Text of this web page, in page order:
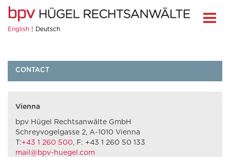
English Deutsch
CONTACT
Vienna
bpv Hügel Rechtsanwälte GmbH
Schreyvogelgasse 2, A-1010 Vienna
T:+43 1 260 500, F: +43 1 260 50 133
mail@bpv-huegel.com